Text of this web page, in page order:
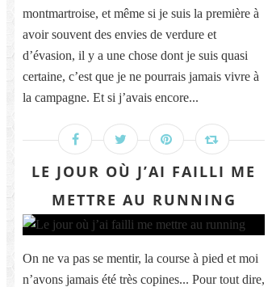
montmartroise, et même si je suis la première à
avoir souvent des envies de verdure et
d’évasion, il y a une chose dont je suis quasi
certaine, c’est que je ne pourrais jamais vivre à
la campagne. Et si j’avais encore...
LE JOUR OÙ J’AI FAILLI ME
METTRE AU RUNNING
On ne va pas se mentir, la course à pied et moi
n’avons jamais été très copines... Pour tout dire,